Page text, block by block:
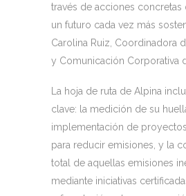
través de acciones concretas
un futuro cada vez más
Carolina Ruiz, Coordinadora
y Comunicación Corporativa
La hoja de ruta de Alpina
clave: la medición de su
implementación de
para reducir emisiones, y la
total de aquellas emisiones
mediante iniciativas